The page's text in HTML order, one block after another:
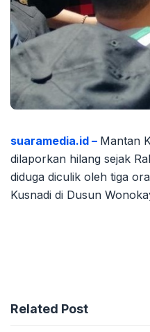
suaramedia.id – Mantan
dilaporkan hilang sejak
diduga diculik oleh tiga
Kusnadi di Dusun
Related Post